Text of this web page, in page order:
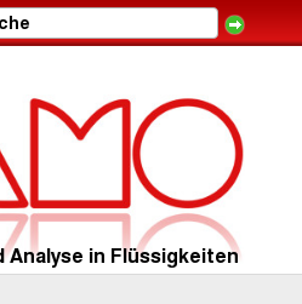
Analyse in Flüssigkeiten